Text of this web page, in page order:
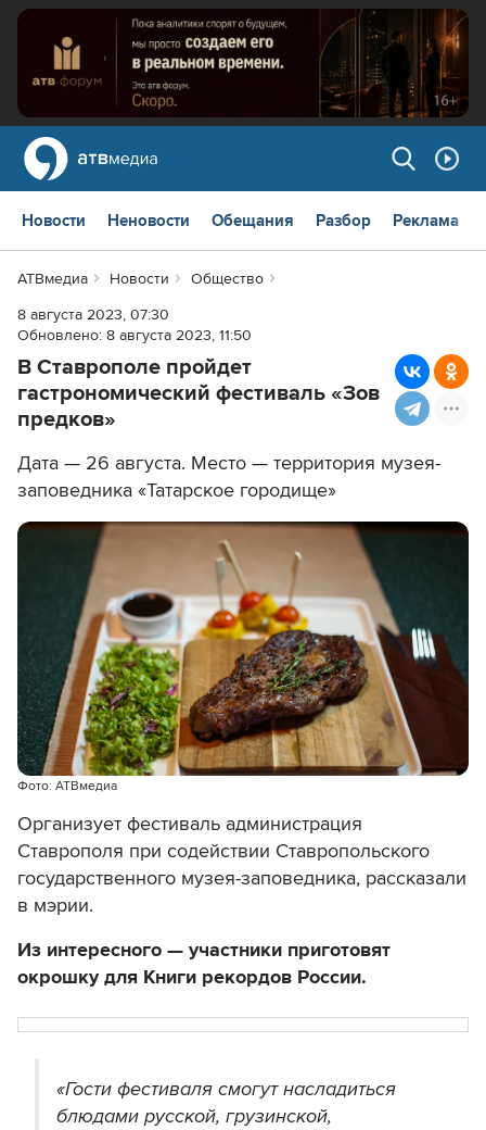
Новости Неновости Обещания Разбор Реклама
АТВмедиа Новости
Общество
8 августа 2023, 07:30
Обновлено: 8 августа 2023, 11:50
В Ставрополе пройдет
гастрономический фестиваль «Зов
предков»
Дата — 26 августа. Место — территория музея-
заповедника «Татарское городище»
Фото: АТВмедиа
Организует фестиваль администрация
Ставрополя при содействии Ставропольского
государственного музея-заповедника, рассказали
в мэрии.
Из интересного — участники приготовят
окрошку для Книги рекордов России.
«Гости фестиваля смогут насладиться
блюдами русской, грузинской,